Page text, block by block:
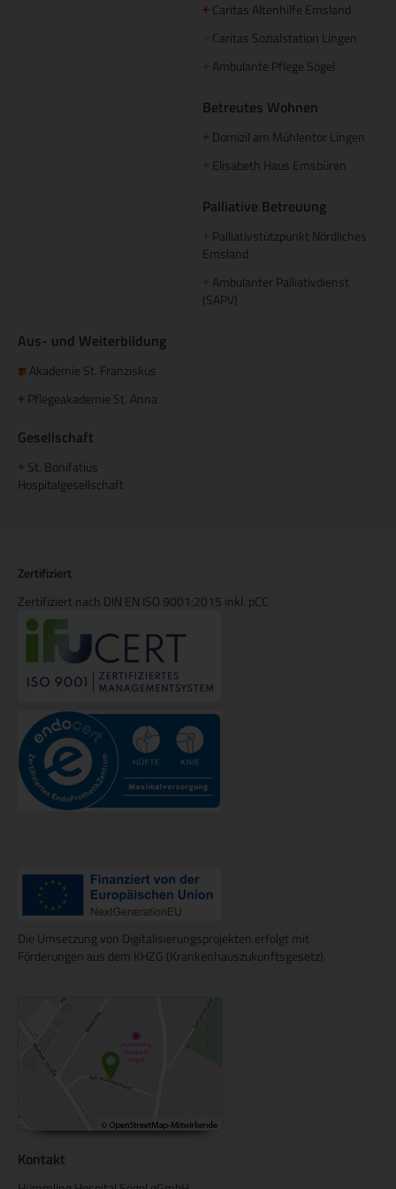
+ Caritas Altenhilfe Emsland
+ Caritas Sozialstation Lingen
+ Ambulante Pflege Sögel
Betreutes Wohnen
Domizil am Mühlentor Lingen
Elisabeth Haus Emsbüren
Palliative Betreuung
+ Palliativstützpunkt Nördliches
Emsland
+ Ambulanter Palliativdienst
(SAPV)
Aus- und Weiterbildung
Akademie St. Franziskus
+ Pflegeakademie St. Anna
Gesellschaft
St. Bonifatius
Hospitalgesellschaft
Zertifiziert
Zertifiziert nach DIN EN ISO 9001:2015 inkl. pCC
Die Umsetzung von Digitalisierungsprojekten erfolgt mit
Förderungen aus dem KHZG (Krankenhauszukunftsgesetz).
Kontakt